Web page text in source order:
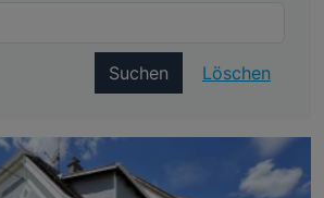
Suchen Löschen